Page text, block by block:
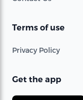
Terms of use
Privacy Policy
Get the app